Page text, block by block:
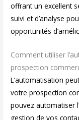
offrant un excellent
suivi et d’analyse
opportunités
Comment utiliser
prospection
L’automatisation
votre prospection
pouvez automatiser
gestion de vos